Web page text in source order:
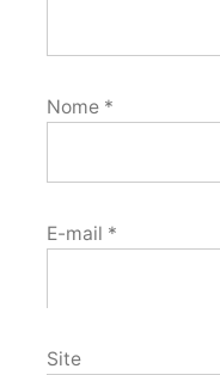
Nome *
E-mail *
Site